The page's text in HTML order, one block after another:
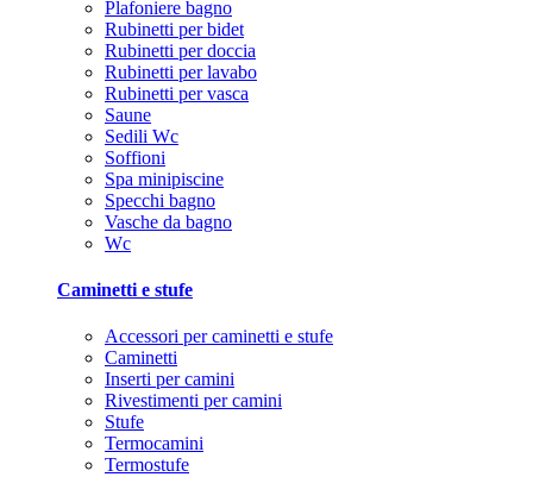
Plafoniere bagno
Rubinetti per bidet
Rubinetti per doccia
Rubinetti per lavabo
Rubinetti per vasca
Saune
Sedili Wc
Soffioni
Spa minipiscine
Specchi bagno
Vasche da bagno
Wc
Caminetti e stufe
Accessori per caminetti e stufe
Caminetti
Inserti per camini
Rivestimenti per camini
Stufe
Termocamini
Termostufe